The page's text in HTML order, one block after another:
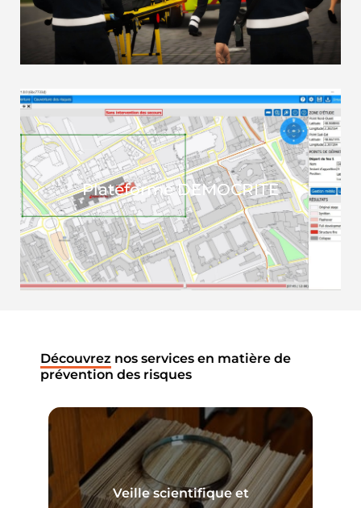
Plateforme DEMOCRITE
Découvrez nos services en matière de
prévention des risques
Veille scientifique et